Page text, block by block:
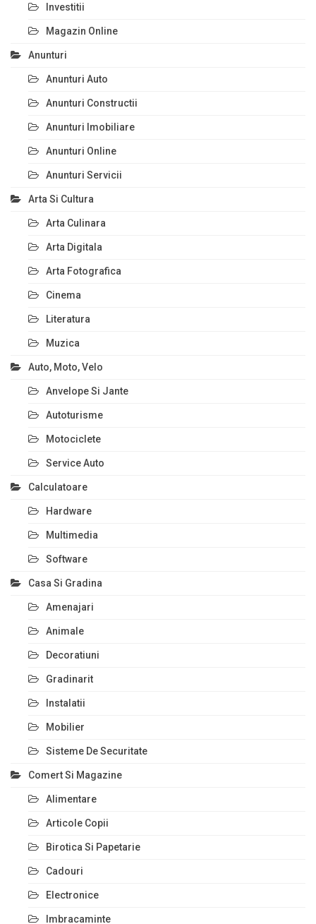
Investitii
Magazin Online
Anunturi
Anunturi Auto
Anunturi Constructii
Anunturi Imobiliare
Anunturi Online
Anunturi Servicii
Arta Si Cultura
Arta Culinara
Arta Digitala
Arta Fotografica
Cinema
Literatura
Muzica
Auto, Moto, Velo
Anvelope Si Jante
Autoturisme
Motociclete
Service Auto
Calculatoare
Hardware
Multimedia
Software
Casa Si Gradina
Amenajari
Animale
Decoratiuni
Gradinarit
Instalatii
Mobilier
Sisteme De Securitate
Comert Si Magazine
Alimentare
Articole Copii
Birotica Si Papetarie
Cadouri
Electronice
Imbracaminte